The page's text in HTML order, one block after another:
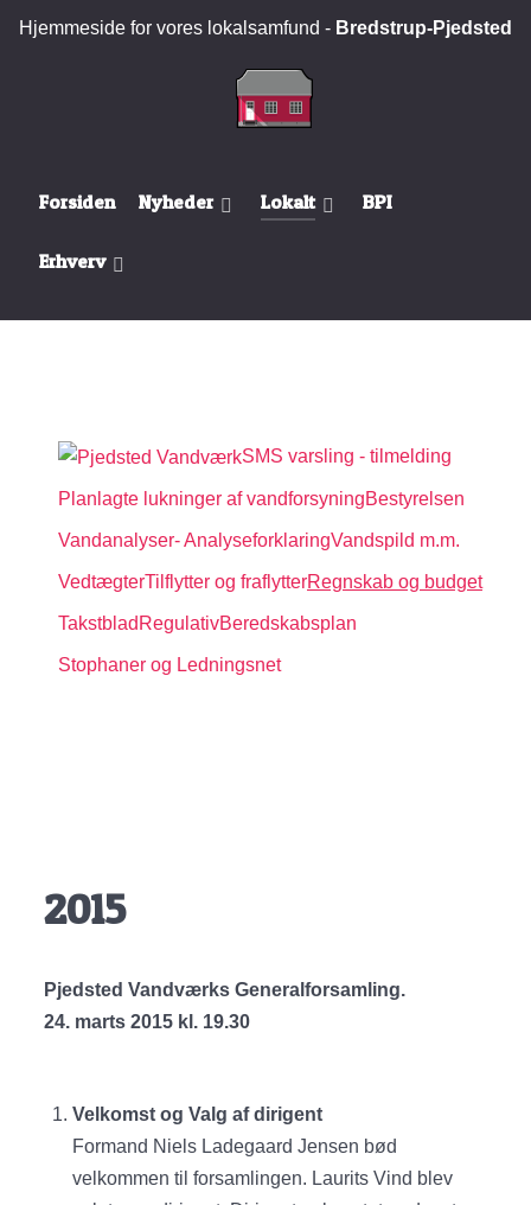
Hjemmeside for vores lokalsamfund - Bredstrup-Pjedsted
Forsiden Nyheder Lokalt BPI
Erhverv
SMS varsling - tilmelding
Planlagte lukninger af vandforsyningBestyrelsen
Vandanalyser- AnalyseforklaringVandspild m.m.
VedtægterTilflytter og fraflytterRegnskab og budget
Takstblad RegulativBeredskabsplan
Stophaner og Ledningsnet
2015
Pjedsted Vandværks Generalforsamling.
24. marts 2015 kl. 19.30
Velkomst og Valg af dirigent
Formand Niels Ladegaard Jensen bød
velkommen til forsamlingen. Laurits Vind blev